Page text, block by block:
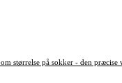
størrelse på sokker - den